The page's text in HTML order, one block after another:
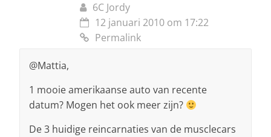
6C Jordy
12 januari 2010 om 17:22
Permalink
@Mattia,
1 mooie amerikaanse auto van recente
datum? Mogen het ook meer zijn?
De 3 huidige reincarnaties van de musclecars